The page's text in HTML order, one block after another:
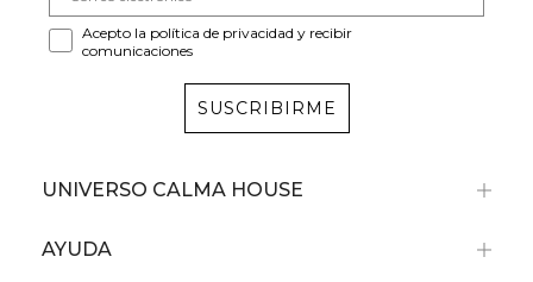
Acepto la política de privacidad y recibir
comunicaciones
SUSCRIBIRME
UNIVERSO CALMA HOUSE
AYUDA